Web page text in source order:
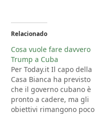
Relacionado
Cosa vuole fare davvero
Trump a Cuba
Per Today.it Il capo della
Casa Bianca ha previsto
che il governo cubano è
pronto a cadere, ma gli
obiettivi rimangono poco